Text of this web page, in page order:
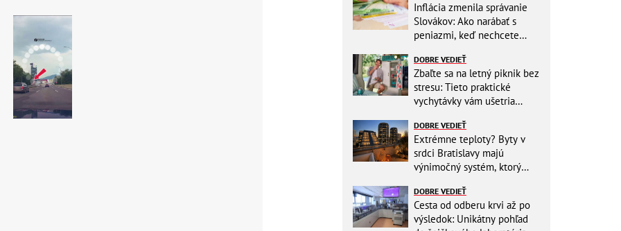
Inflácia zmenila správanie
Slovákov: Ako narábať s
peniazmi, keď nechcete
DOBRE VEDIEŤ
Zbaľte sa na letný piknik bez
stresu: Tieto praktické
vychytávky vám ušetria
DOBRE VEDIEŤ
Extrémne teploty? Byty v
srdci Bratislavy majú
výnimočný systém, ktorý
DOBRE VEDIEŤ
Cesta od odberu krvi až po
výsledok: Unikátny pohľad